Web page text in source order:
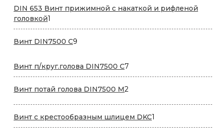
DIN 653 Винт прижимной с накаткой и рифленой
головкой1
товар
Винт DIN7500 С9
Винт п/круг.голова DIN7500 С7
товаров
Винт потай голова DIN7500 М2
Винт с крестообразным шлицем DKC1
товар